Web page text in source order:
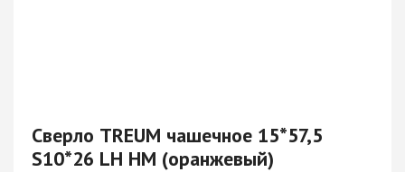
Сверло TREUM чашечное 15*57,5
S10*26 LH НМ (оранжевый)